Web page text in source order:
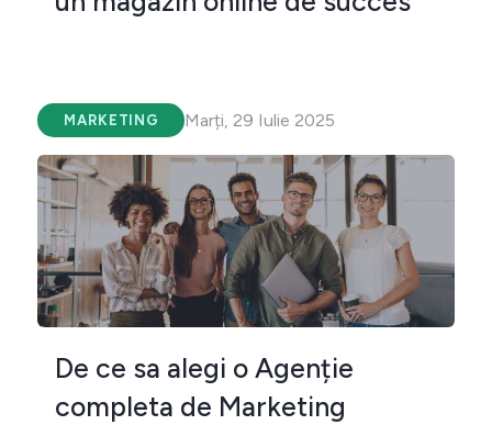
MARKETING Marți, 29 Iulie 2025
De ce sa alegi o Agenție
completa de Marketing